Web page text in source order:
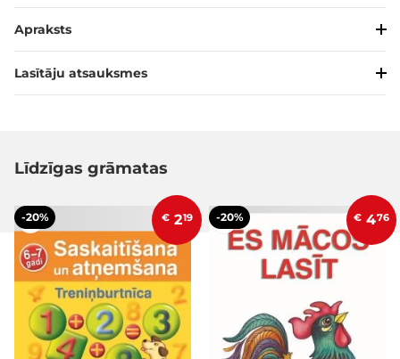
Apraksts
Lasītāju atsauksmes
Līdzīgas grāmatas
-20% € 219 -20% € 476